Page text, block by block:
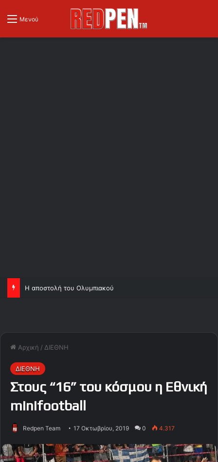
Μενού
Η αποστολή του Ολυμπιακού
Αρχική / ΔΙΕΘΝΗ
ΔΙΕΘΝΗ
Στους “16” του κόσμου η Εθνική
minifootball
Redpen Team 17 Οκτωβρίου, 2019 0 4.317